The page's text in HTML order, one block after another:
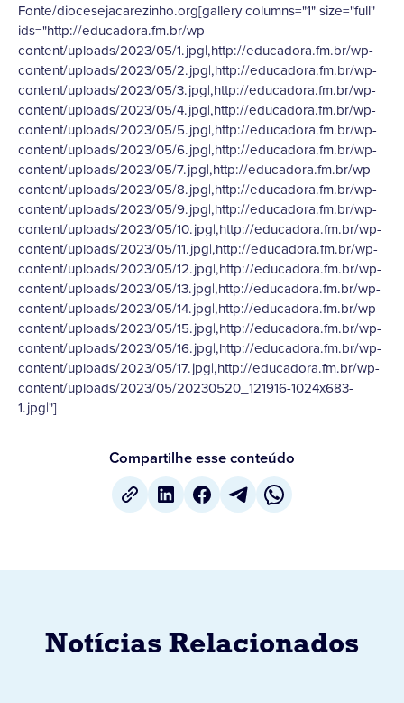
Fonte/diocesejacarezinho.org[gallery columns="1" size="full"
ids="http://educadora.fm.br/wp-
content/uploads/2023/05/1.jpg|,http://educadora.fm.br/wp-
content/uploads/2023/05/2.jpg|,http://educadora.fm.br/wp-
content/uploads/2023/05/3.jpg|,http://educadora.fm.br/wp-
content/uploads/2023/05/4.jpg|,http://educadora.fm.br/wp-
content/uploads/2023/05/5.jpg|,http://educadora.fm.br/wp-
content/uploads/2023/05/6.jpg|,http://educadora.fm.br/wp-
content/uploads/2023/05/7.jpg|,http://educadora.fm.br/wp-
content/uploads/2023/05/8.jpg|,http://educadora.fm.br/wp-
content/uploads/2023/05/9.jpg|,http://educadora.fm.br/wp-
content/uploads/2023/05/10.jpg|,http://educadora.fm.br/wp-
content/uploads/2023/05/11.jpg|,http://educadora.fm.br/wp-
content/uploads/2023/05/12.jpg|,http://educadora.fm.br/wp-
content/uploads/2023/05/13.jpg|,http://educadora.fm.br/wp-
content/uploads/2023/05/14.jpg|,http://educadora.fm.br/wp-
content/uploads/2023/05/15.jpg|,http://educadora.fm.br/wp-
content/uploads/2023/05/16.jpg|,http://educadora.fm.br/wp-
content/uploads/2023/05/17.jpg|,http://educadora.fm.br/wp-
content/uploads/2023/05/20230520_121916-1024x683-
1.jpg|"]
Compartilhe esse conteúdo
Notícias Relacionados